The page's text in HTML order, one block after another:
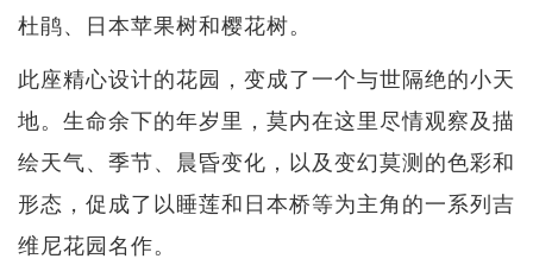
杜鹃、日本苹果树和樱花树。
此座精心设计的花园，变成了一个与世隔绝的小天
地。生命余下的年岁里，莫内在这里尽情观察及描
绘天气、季节、晨昏变化，以及变幻莫测的色彩和
形态，促成了以睡莲和日本桥等为主角的一系列吉
维尼花园名作。